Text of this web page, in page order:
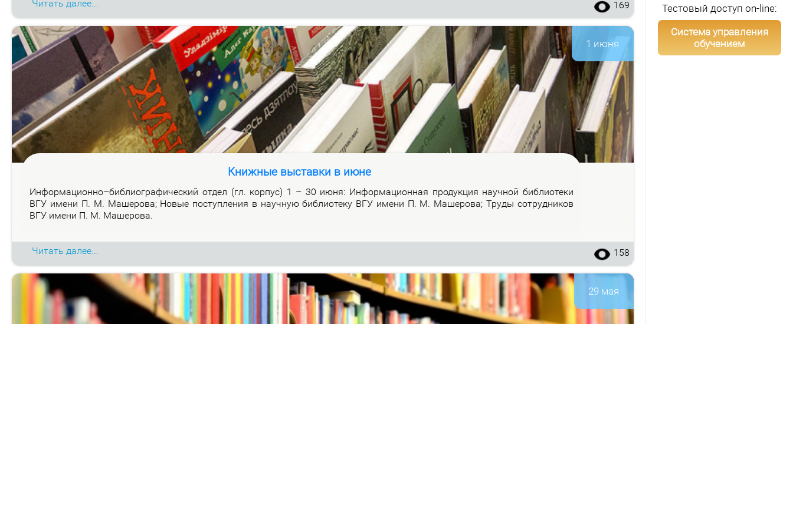
Читать далее... 169
1 июня
Книжные выставки в июне
Ин­фор­ма­ци­он­но–биб­лио­гра­фи­че­ский от­дел (гл. кор­пус) 1 – 30 июня: Ин­фор­ма­ци­он­ная про­дук­ция на­уч­ной биб­лио­те­ки
ВГУ име­ни П. М. Ма­ше­ро­ва; Но­вые по­ступ­ле­ния в на­уч­ную биб­лио­те­ку ВГУ име­ни П. М. Ма­ше­ро­ва; Тру­ды со­труд­ни­ков
ВГУ име­ни П. М. Ма­ше­ро­ва.
Читать далее... 158
29 мая
Тестовый доступ on-line:
Система управления
обучением